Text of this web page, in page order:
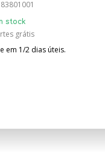
stock
grátis
em 1/2 dias úteis.